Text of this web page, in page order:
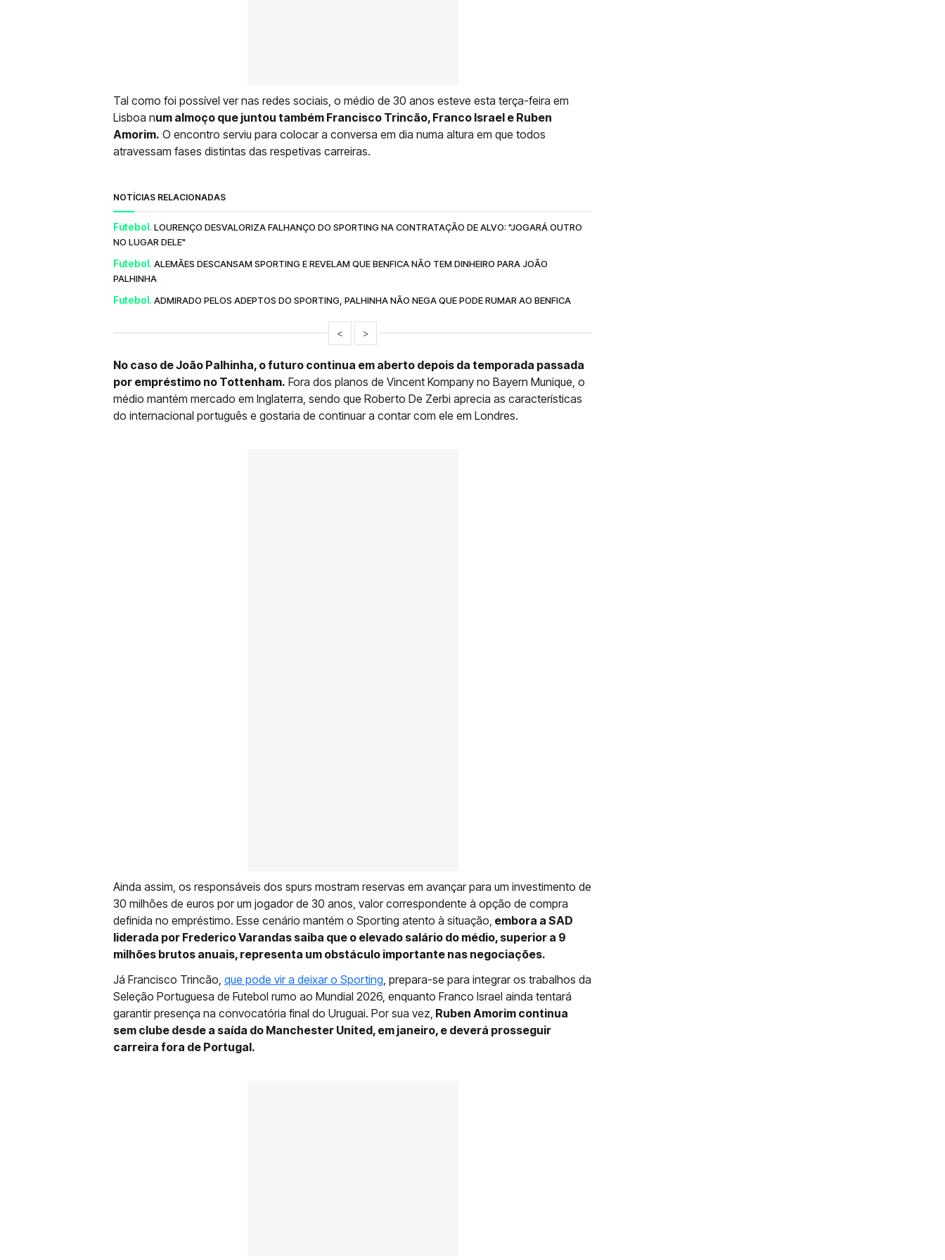
Tal como foi possível ver nas redes sociais, o médio de 30 anos esteve esta terça-feira em
Lisboa num almoço que juntou também Francisco Trincão, Franco Israel e Ruben
Amorim. O encontro serviu para colocar a conversa em dia numa altura em que todos
atravessam fases distintas das respetivas carreiras.
NOTÍCIAS RELACIONADAS
Futebol. LOURENÇO DESVALORIZA FALHANÇO DO SPORTING NA CONTRATAÇÃO DE ALVO: "JOGARÁ OUTRO
NO LUGAR DELE"
Futebol. ALEMÃES DESCANSAM SPORTING E REVELAM QUE BENFICA NÃO TEM DINHEIRO PARA JOÃO
PALHINHA
Futebol. ADMIRADO PELOS ADEPTOS DO SPORTING, PALHINHA NÃO NEGA QUE PODE RUMAR AO BENFICA
< >
No caso de João Palhinha, o futuro continua em aberto depois da temporada passada
por empréstimo no Tottenham. Fora dos planos de Vincent Kompany no Bayern Munique, o
médio mantém mercado em Inglaterra, sendo que Roberto De Zerbi aprecia as características
do internacional português e gostaria de continuar a contar com ele em Londres.
Ainda assim, os responsáveis dos spurs mostram reservas em avançar para um investimento de
30 milhões de euros por um jogador de 30 anos, valor correspondente à opção de compra
definida no empréstimo. Esse cenário mantém o Sporting atento à situação, embora a SAD
liderada por Frederico Varandas saiba que o elevado salário do médio, superior a 9
milhões brutos anuais, representa um obstáculo importante nas negociações.
Já Francisco Trincão, que pode vir a deixar o Sporting , prepara-se para integrar os trabalhos da
Seleção Portuguesa de Futebol rumo ao Mundial 2026, enquanto Franco Israel ainda tentará
garantir presença na convocatória final do Uruguai. Por sua vez, Ruben Amorim continua
sem clube desde a saída do Manchester United, em janeiro, e deverá prosseguir
carreira fora de Portugal.